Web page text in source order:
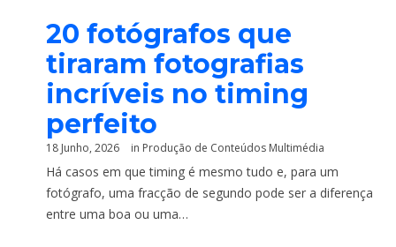
20 fotógrafos que
tiraram fotografias
incríveis no timing
perfeito
18 Junho, 2026 in Produção de Conteúdos Multimédia
Há casos em que timing é mesmo tudo e, para um
fotógrafo, uma fracção de segundo pode ser a diferença
entre uma boa ou uma…